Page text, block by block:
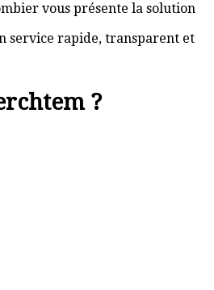
vous présente la solution
service rapide, transparent et
?